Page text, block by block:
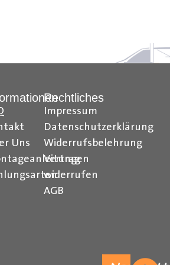
und Tipps finden Sie
Uns
Rechtliches
Impressum
Datenschutzerklärung
Widerrufsbelehrung
Vertrag
widerrufen
AGB